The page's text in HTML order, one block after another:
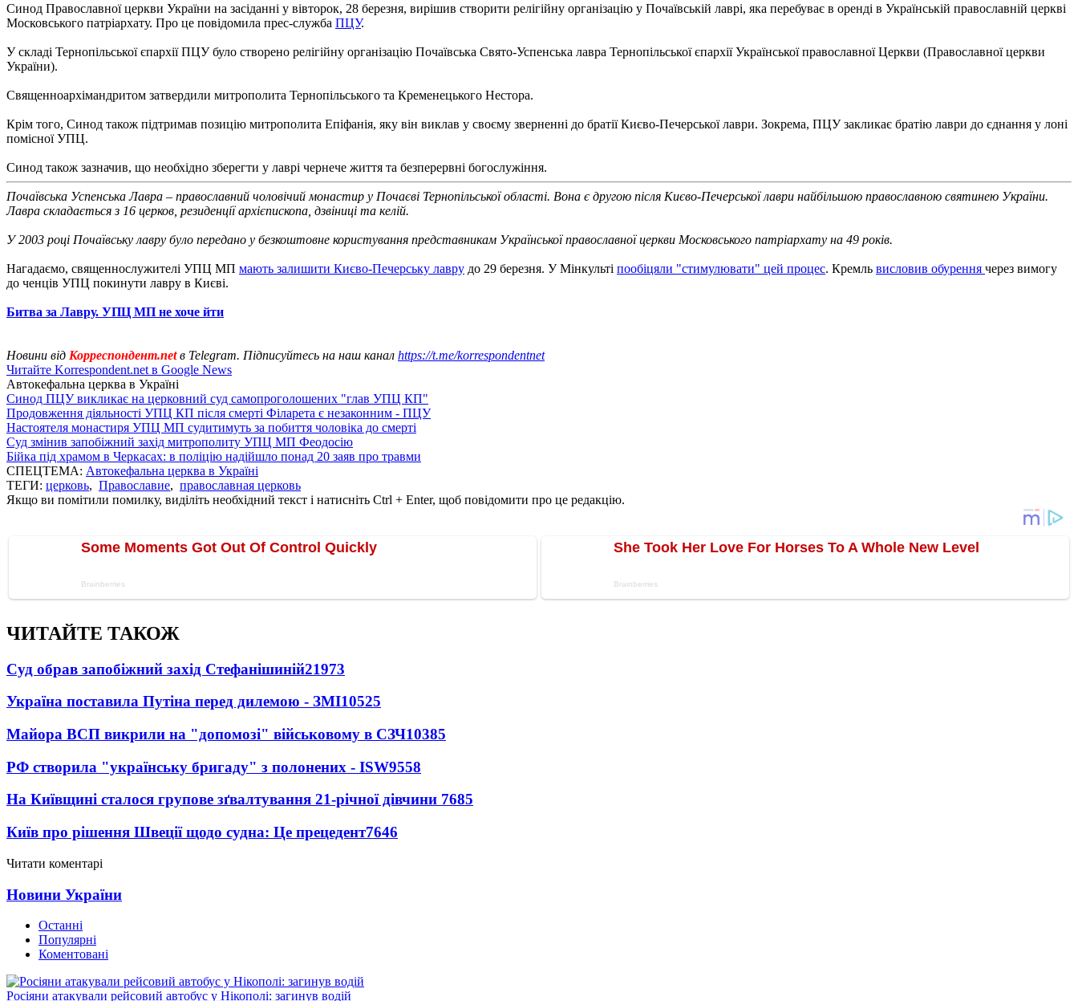
Синод Православної церкви України на засіданні у вівторок, 28 березня, вирішив створити релігійну організацію у Почаївській лаврі, яка перебуває в оренді в Українській православній церкві
Московського патріархату. Про це повідомила прес-служба ПЦУ.
У складі Тернопільської єпархії ПЦУ було створено релігійну організацію Почаївська Свято-Успенська лавра Тернопільської єпархії Української православної Церкви (Православної церкви
України).
Священноархімандритом затвердили митрополита Тернопільського та Кременецького Нестора.
Крім того, Синод також підтримав позицію митрополита Епіфанія, яку він виклав у своєму зверненні до братії Києво-Печерської лаври. Зокрема, ПЦУ закликає братію лаври до єднання у лоні
помісної УПЦ.
Синод також зазначив, що необхідно зберегти у лаврі чернече життя та безперервні богослужіння.
Почаївська Успенська Лавра – православний чоловічий монастир у Почаєві Тернопільської області. Вона є другою після Києво-Печерської лаври найбільшою православною святинею України.
Лавра складається з 16 церков, резиденції архієпископа, дзвіниці та келій.
У 2003 році Почаївську лавру було передано у безкоштовне користування представникам Української православної церкви Московського патріархату на 49 років.
Нагадаємо, священнослужителі УПЦ МП мають залишити Києво-Печерську лавру до 29 березня. У Мінкульті пообіцяли "стимулювати" цей процес. Кремль висловив обурення через вимогу
до ченців УПЦ покинути лавру в Києві.
Битва за Лавру. УПЦ МП не хоче йти
Новини від Корреспондент.netв Telegram. Підписуйтесь на наш канал https://t.me/korrespondentnet
Читайте Korrespondent.net в Google News
Автокефальна церква в Україні
Синод ПЦУ викликає на церковний суд самопроголошених "глав УПЦ КП"
Продовження діяльності УПЦ КП після смерті Філарета є незаконним - ПЦУ
Настоятеля монастиря УПЦ МП судитимуть за побиття чоловіка до смерті
Суд змінив запобіжний захід митрополиту УПЦ МП Феодосію
Бійка під храмом в Черкасах: в поліцію надійшло понад 20 заяв про травми
СПЕЦТЕМА: Автокефальна церква в Україні
ТЕГИ: церковь, Православие, православная церковь
Якщо ви помітили помилку, виділіть необхідний текст і натисніть Ctrl + Enter, щоб повідомити про це редакцію.
ЧИТАЙТЕ ТАКОЖ
Суд обрав запобіжний захід Стефанішиній21973
Україна поставила Путіна перед дилемою - ЗМІ10525
Майора ВСП викрили на "допомозі" військовому в СЗЧ10385
РФ створила "українську бригаду" з полонених - ISW9558
На Київщині сталося групове зґвалтування 21-річної дівчини 7685
Київ про рішення Швеції щодо судна: Це прецедент7646
Читати коментарі
Новини України
Останні
Популярні
Коментовані
Росіяни атакували рейсовий автобус у Нікополі: загинув водій